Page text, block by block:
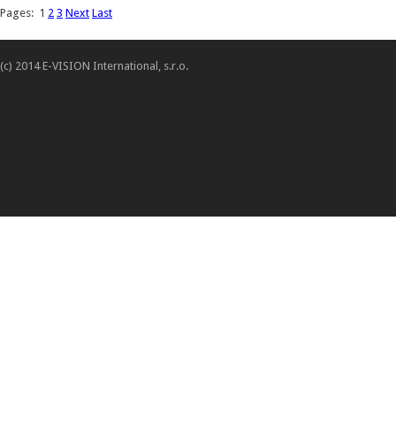
Pages: 1 2 3 Next Last
(c) 2014 E-VISION International, s.r.o.